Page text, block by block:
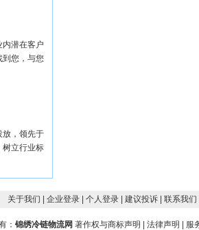
内潜在客户
到您，与您
放，领先于
树立行业标
关于我们 | 企业登录 | 个人登录 | 建议投诉 | 联系我们
： 锦绣冷链物流网 著作权与商标声明 | 法律声明 | 服